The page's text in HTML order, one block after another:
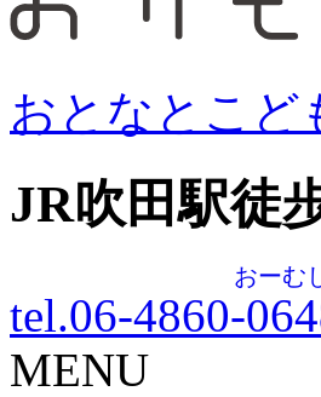
おとなとこど
JR吹田駅徒
tel.06-4860-
おーむ
MENU